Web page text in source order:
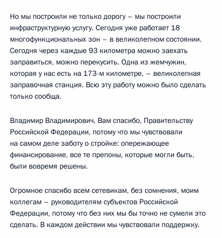
Но мы построили не только дорогу – мы построили
инфраструктурную услугу. Сегодня уже работает 18
многофункциональных зон – в великолепном состоянии.
Сегодня через каждые 93 километра можно заехать
заправиться, можно перекусить. Одна из жемчужин,
которая у нас есть на 173-м километре, – великолепная
заправочная станция. Всю эту работу можно было сделать
только сообща.
Владимир Владимирович, Вам спасибо, Правительству
Российской Федерации, потому что мы чувствовали
на самом деле заботу о стройке: опережающее
финансирование, все те препоны, которые могли быть,
были вовремя решены.
Огромное спасибо всем сетевикам, без сомнения, моим
коллегам – руководителям субъектов Российской
Федерации, потому что без них мы бы точно не сумели это
сделать. В каждом действии мы чувствовали поддержку.